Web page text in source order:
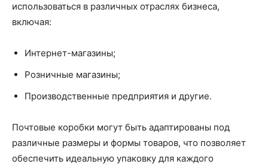
использоваться в различных отраслях бизнеса,
включая:
Интернет-магазины;
Розничные магазины;
Производственные предприятия и другие.
Почтовые коробки могут быть адаптированы под
различные размеры и формы товаров, что позволяет
обеспечить идеальную упаковку для каждого